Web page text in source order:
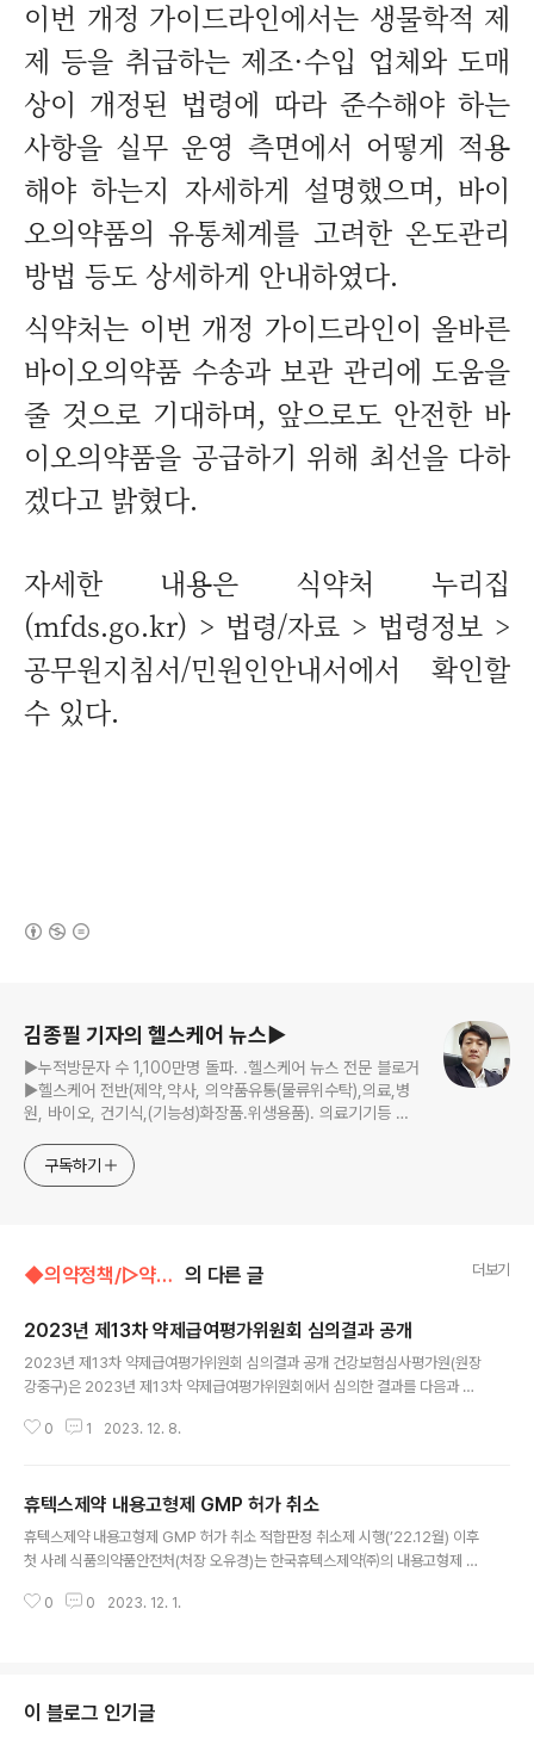
이번 개정 가이드라인에서는 생물학적 제
제 등을 취급하는 제조·수입 업체와 도매
상이 개정된 법령에 따라 준수해야 하는
사항을 실무 운영 측면에서 어떻게 적용
해야 하는지 자세하게 설명했으며, 바이
오의약품의 유통체계를 고려한 온도관리
방법 등도 상세하게 안내하였다.
식약처는 이번 개정 가이드라인이 올바른
바이오의약품 수송과 보관 관리에 도움을
줄 것으로 기대하며, 앞으로도 안전한 바
이오의약품을 공급하기 위해 최선을 다하
겠다고 밝혔다.
자세한 내용은 식약처 누리집
(mfds.go.kr) > 법령/자료 > 법령정보 >
공무원지침서/민원인안내서에서 확인할
수 있다.
김종필 기자의 헬스케어 뉴스▶
▶누적방문자 수 1,100만명 돌파. .헬스케어 뉴스 전문 블로거
▶헬스케어 전반(제약,약사, 의약품유통(물류위수탁),의료,병
원, 바이오, 건기식,(기능성)화장품.위생용품). 의료기기등 ☞
jp11222@naver.com
구독하기
◆의약정책/▷약계정책 의 다른 글 더보기
2023년 제13차 약제급여평가위원회 심의결과 공개
2023년 제13차 약제급여평가위원회 심의결과 공개 건강보험심사평가원(원장
강중구)은 2023년 제13차 약제급여평가위원회에서 심의한 결과를 다음과 같
능․효과 심의 결과 소틱투정6밀리그램 (듀크라바시티닙) (유)한국비엠에스제약
정성이 있음 리브텐시티정 (마리바비르) 한국다케다제약(주) 이식 후 거대세포
바이러스(CMV) 감염 급여의 적정성이 있음 ○ 2023년 건강보험약제 급여적
정성 재평가 심의 결과(제약사 이의신청 관련) 성분명 효능․효과 심의 결과 리마
0 1 2023. 12. 8.
휴텍스제약 내용고형제 GMP 허가 취소
휴텍스제약 내용고형제 GMP 허가 취소 적합판정 취소제 시행(’22.12월) 이후
첫 사례 식품의약품안전처(처장 오유경)는 한국휴텍스제약㈜의 내용고형제 대
진행한다고 밝혔다. 이번 조치는 GMP 적합판정 취소제 시행(’22년 12월) 이
이다. 현재 반복적으로 GMP에 관한 기록을 거짓으로 작성(｢약사법｣ 제38조
의3제3항제2호)하여 의약품을 판매하는 경우에는 해당 의약품의 적합판정을
0 0 2023. 12. 1.
이 블로그 인기글